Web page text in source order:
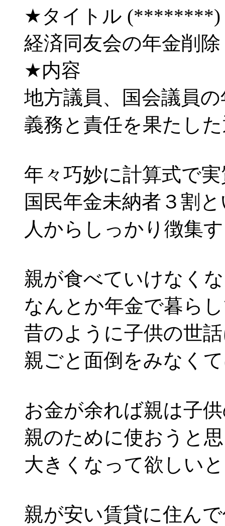
★タイトル (********)
経済同友会の年金削
★内容
地方議員、国会議員
義務と責任を果たし
年々巧妙に計算式で
国民年金未納者３割
人からしっかり徴集
親が食べていけなく
なんとか年金で暮ら
昔のように子供の世
親ごと面倒をみなく
お金が余れば親は子
親のために使おうと
大きくなって欲しい
親が安い賃貸に住ん